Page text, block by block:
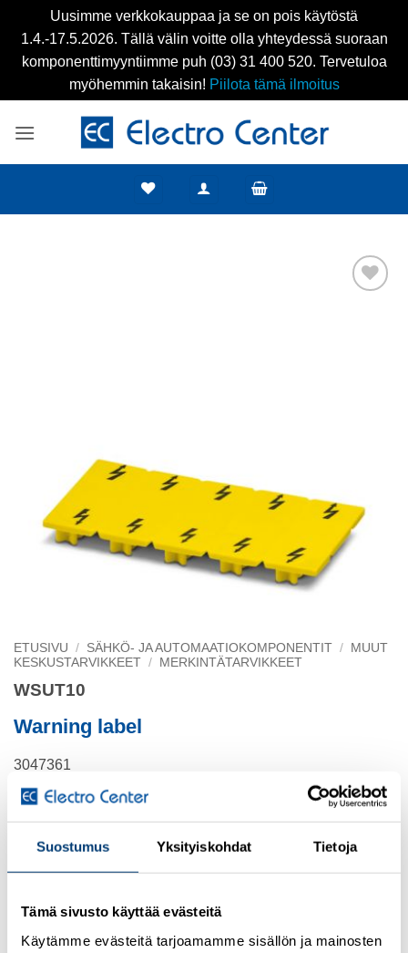
Suostumus Yksityiskohdat Tietoja
Tämä sivusto käyttää evästeitä
Käytämme evästeitä tarjoamamme sisällön ja mainosten
Uusimme verkkokauppaa ja se on pois käytöstä
1.4.-17.5.2026. Tällä välin voitte olla yhteydessä suoraan
komponenttimyyntiimme puh (03) 31 400 520. Tervetuloa
myöhemmin takaisin! Piilota tämä ilmoitus
ETUSIVU / SÄHKÖ- JA AUTOMAATIOKOMPONENTIT /
MUUT
KESKUSTARVIKKEET / MERKINTÄTARVIKKEET
WSUT10
Warning label
3047361